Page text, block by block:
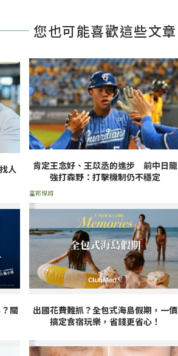
您也可能喜歡這些文章
人
肯定王念好、王苡丞的進步 前中日龍
強打森野：打擊機制仍不穩定
富邦悍將
關
出國花費難抓？全包式海島假期，一價
搞定食宿玩樂，省錢更省心！
PR
PR